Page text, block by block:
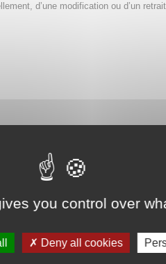
you control over
Deny all cookies
d’une modification ou d’un